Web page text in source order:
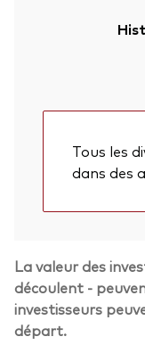
Tous les
dans des
La valeur des
découlent -
investisseurs
départ.